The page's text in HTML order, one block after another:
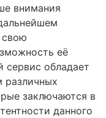
внимания
свою
её
сервис обладает
различных
заключаются в
данного